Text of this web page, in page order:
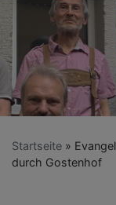
Startseite
durch Gostenhof